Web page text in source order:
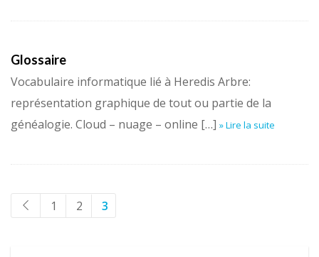
Glossaire
Vocabulaire informatique lié à Heredis Arbre:
représentation graphique de tout ou partie de la
généalogie. Cloud – nuage – online […] » Lire la suite
1 2 3